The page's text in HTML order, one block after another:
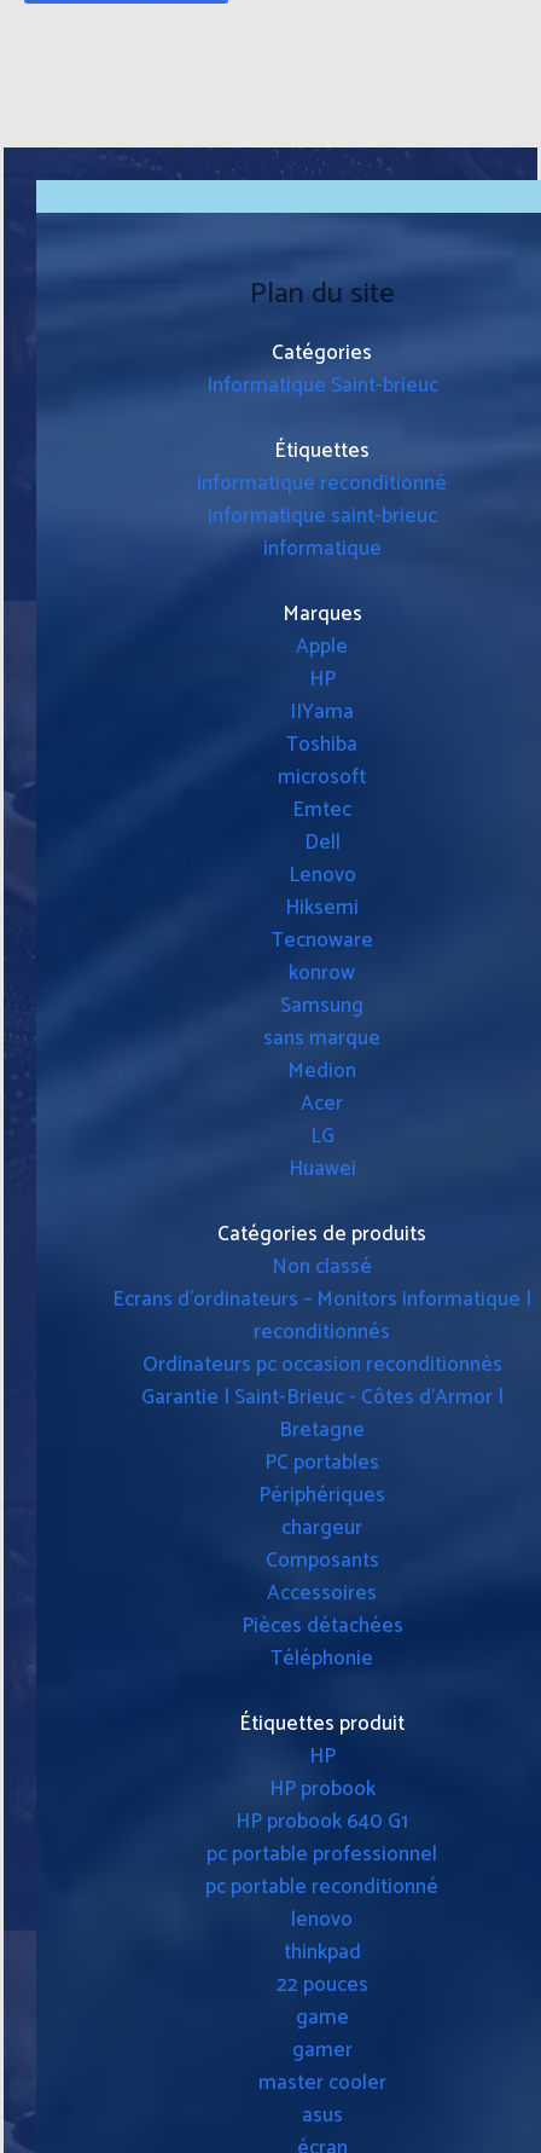
Plan du site
Catégories
Informatique Saint-brieuc
Étiquettes
informatique reconditionné
informatique saint-brieuc
informatique
Marques
Apple
HP
IIYama
Toshiba
microsoft
Emtec
Dell
Lenovo
Hiksemi
Tecnoware
konrow
Samsung
sans marque
Medion
Acer
LG
Huawei
Catégories de produits
Non classé
Ecrans d'ordinateurs – Monitors informatique |
reconditionnés
Ordinateurs pc occasion reconditionnés
Garantie | Saint-Brieuc - Côtes d'Armor |
Bretagne
PC portables
Périphériques
chargeur
Composants
Accessoires
Pièces détachées
Téléphonie
Étiquettes produit
HP
HP probook
HP probook 640 G1
pc portable professionnel
pc portable reconditionné
lenovo
thinkpad
22 pouces
game
gamer
master cooler
asus